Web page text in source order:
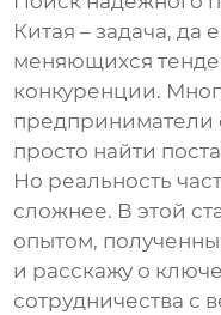
Китая – задача, да
меняющихся
конкуренции.
предприниматели
просто найти
Но реальность
сложнее. В этой
опытом,
и расскажу о
сотрудничества с